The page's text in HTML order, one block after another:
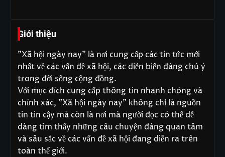
Giới thiệu
"Xã hội ngày nay" là nơi cung cấp các tin tức mới
nhất về các vấn đề xã hội, các diễn biến đáng chú ý
trong đời sống cộng đồng.
Với mục đích cung cấp thông tin nhanh chóng và
chính xác, "Xã hội ngày nay" không chỉ là nguồn
tin tin cậy mà còn là nơi mà người đọc có thể dễ
dàng tìm thấy những câu chuyện đáng quan tâm
và sâu sắc về các vấn đề xã hội đang diễn ra trên
toàn thế giới.